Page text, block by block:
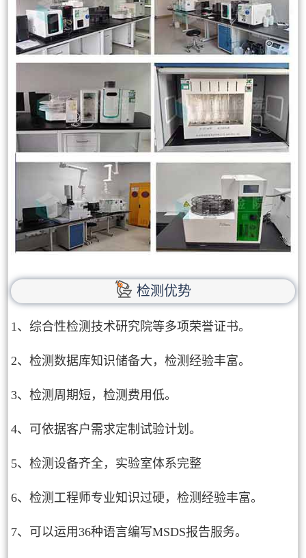
检测优势
1、综合性检测技术研究院等多项荣誉证书。
2、检测数据库知识储备大，检测经验丰富。
3、检测周期短，检测费用低。
4、可依据客户需求定制试验计划。
5、检测设备齐全，实验室体系完整
6、检测工程师专业知识过硬，检测经验丰富。
7、可以运用36种语言编写MSDS报告服务。